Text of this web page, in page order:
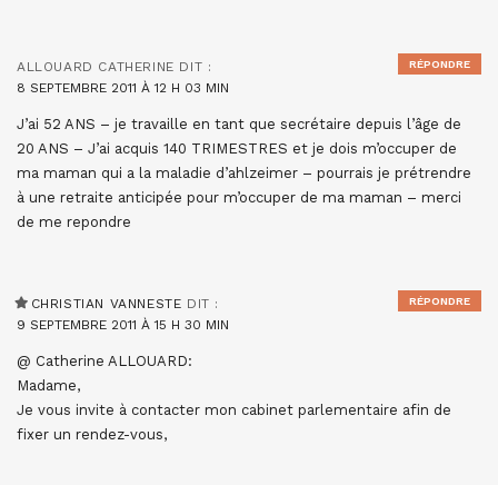
ALLOUARD CATHERINE DIT :
8 SEPTEMBRE 2011 À 12 H 03 MIN
J’ai 52 ANS – je travaille en tant que secrétaire depuis l’âge de
20 ANS – J’ai acquis 140 TRIMESTRES et je dois m’occuper de
ma maman qui a la maladie d’ahlzeimer – pourrais je prétrendre
à une retraite anticipée pour m’occuper de ma maman – merci
de me repondre
RÉPONDRE
CHRISTIAN VANNESTE DIT :
9 SEPTEMBRE 2011 À 15 H 30 MIN
@ Catherine ALLOUARD:
Madame,
Je vous invite à contacter mon cabinet parlementaire afin de
fixer un rendez-vous,
RÉPONDRE